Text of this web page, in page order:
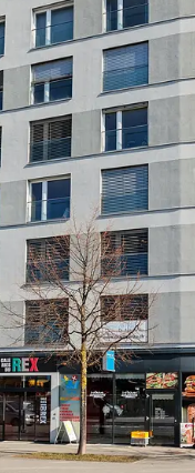
en centre-ville –